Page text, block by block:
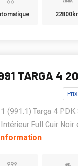
TARGA 4
(991.1) Targa 4 PDK
Full Cuir Noir